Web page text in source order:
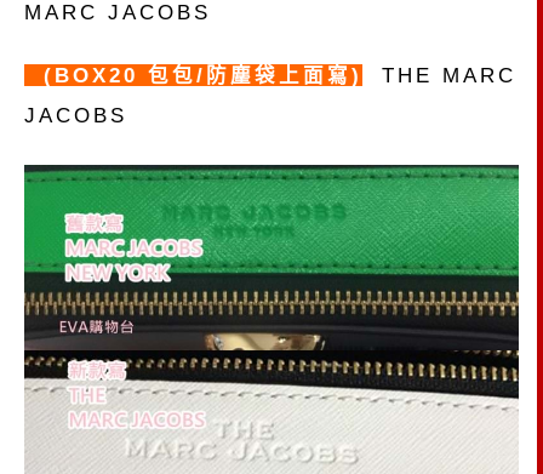
MARC JACOBS
(BOX20 包包/防塵袋上面寫)
THE MARC
JACOBS